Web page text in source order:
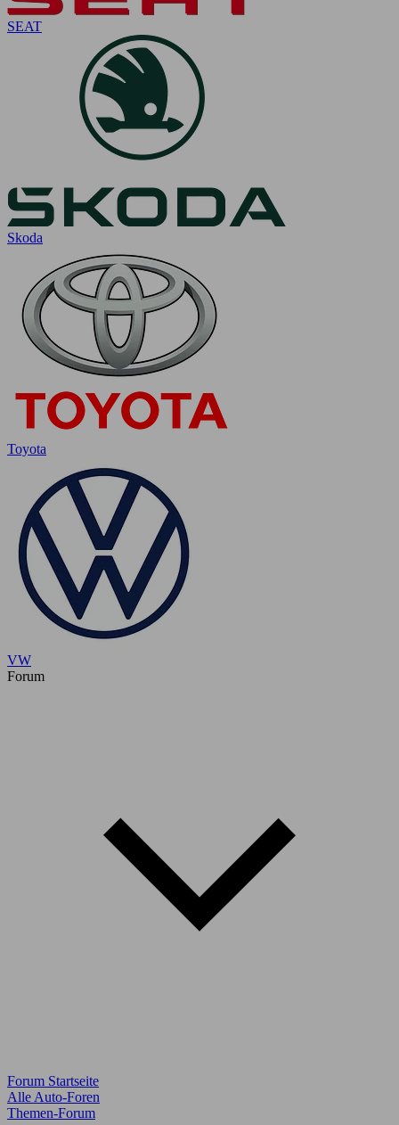
SEAT
Skoda
Toyota
VW
Forum
Forum Startseite
Alle Auto-Foren
Themen-Forum